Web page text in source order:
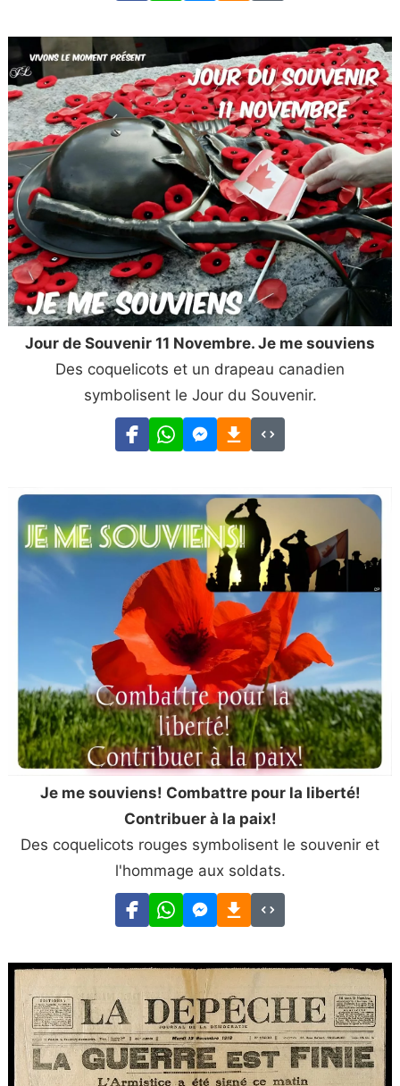
Jour de Souvenir 11 Novembre. Je me souviens
Des coquelicots et un drapeau canadien
symbolisent le Jour du Souvenir.
Je me souviens! Combattre pour la liberté!
Contribuer à la paix!
Des coquelicots rouges symbolisent le souvenir et
l'hommage aux soldats.